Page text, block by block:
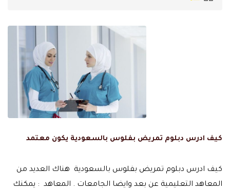
كيف ادرس دبلوم تمريض بفلوس بالسعودية يكون معتمد
كيف ادرس دبلوم تمريض بفلوس بالسعودية هناك العديد من
المعاهد التعليمية عن بعد وايضا الجامعات . المعاهد : يمكنك